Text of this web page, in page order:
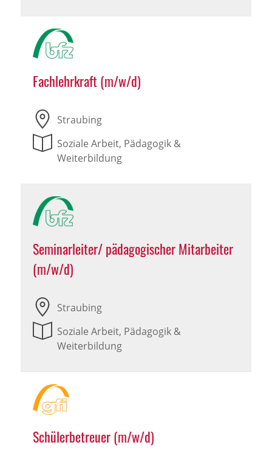
Fachlehrkraft (m/w/d)
Straubing
Soziale Arbeit, Pädagogik &
Weiterbildung
Seminarleiter/ pädagogischer Mitarbeiter
(m/w/d)
Straubing
Soziale Arbeit, Pädagogik &
Weiterbildung
Schülerbetreuer (m/w/d)